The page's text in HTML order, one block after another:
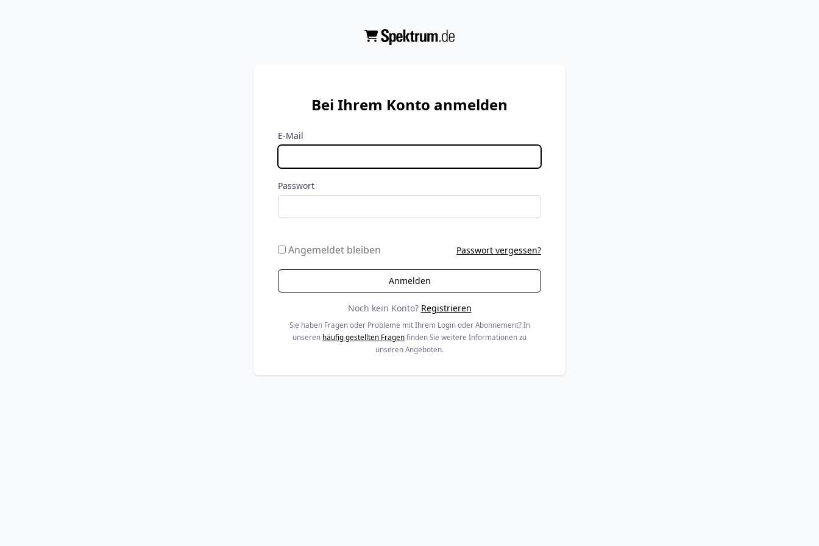
Bei Ihrem Konto anmelden
E-Mail
Passwort
Angemeldet bleiben Passwort vergessen?
Noch kein Konto? Registrieren
Sie haben Fragen oder Probleme mit Ihrem Login oder Abonnement? In
unseren häufig gestellten Fragen finden Sie weitere Informationen zu
unseren Angeboten.